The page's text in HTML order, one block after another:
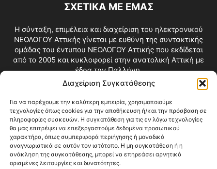
Διαχείριση Συγκατάθεσης
Για να παρέχουμε την καλύτερη εμπειρία, χρησιμοποιούμε
τεχνολογίες όπως cookies για την αποθήκευση ή/και την πρόσβαση σε
πληροφορίες συσκευών. Η συγκατάθεση για τις εν λόγω τεχνολογίες
θα μας επιτρέψει να επεξεργαστούμε δεδομένα προσωπικού
χαρακτήρα, όπως συμπεριφορά περιήγησης ή μοναδικά
αναγνωριστικά σε αυτόν τον ιστότοπο. Η μη συγκατάθεση ή η
ανάκληση της συγκατάθεσης, μπορεί να επηρεάσει αρνητικά
ορισμένες λειτουργίες και δυνατότητες.
ΣΧΕΤΙΚΑ ΜΕ ΕΜΑΣ
Η σύνταξη, επιμέλεια και διαχείριση του ηλεκτρονικού
ΝΕΟΛΟΓΟΥ Αττικής γίνεται με ευθύνη της συντακτικής
ομάδας του έντυπου ΝΕΟΛΟΓΟΥ Αττικής που εκδίδεται
από το 2005 και κυκλοφορεί στην ανατολική Αττική με
έδρα την Παλλήνη.
Επικοινωνία:info@neologosattikis.gr
ΑΚΟΛΟΥΘΗΣΕ ΜΑΣ